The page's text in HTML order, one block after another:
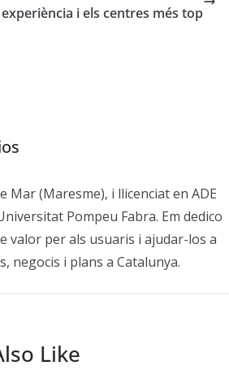
i els centres més top
Mar (Maresme), i llicenciat en ADE
Pompeu Fabra. Em dedico
valor per als usuaris i ajudar-los a
negocis i plans a Catalunya.
Like